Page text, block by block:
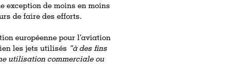
exception de moins en moins
de faire des efforts.
européenne pour l’aviation
les jets utilisés “à des fins
utilisation commerciale ou